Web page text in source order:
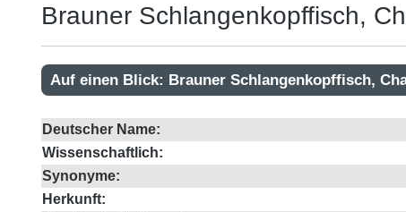
Brauner Schlangenkopffisch,
Auf einen Blick: Brauner Schlangenkopffisch,
Deutscher Name:
Wissenschaftlich:
Synonyme:
Herkunft: